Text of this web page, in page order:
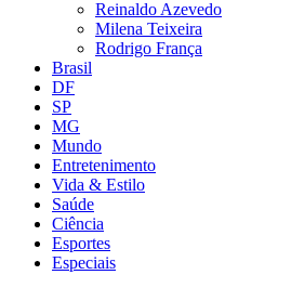
Reinaldo Azevedo
Milena Teixeira
Rodrigo França
Brasil
DF
SP
MG
Mundo
Entretenimento
Vida & Estilo
Saúde
Ciência
Esportes
Especiais